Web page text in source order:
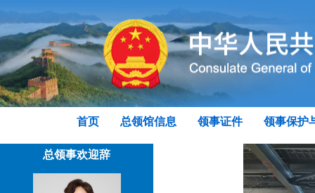
首页 总领馆信息 领事证件 领事保护
总领事欢迎辞